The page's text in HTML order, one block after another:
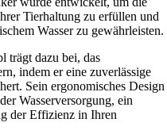
Tierhaltung zu erfüllen und
Wasser zu gewährleisten.
trägt dazu bei, das
indem er eine zuverlässige
Sein ergonomisches Design
Wasserversorgung, ein
der Effizienz in Ihren